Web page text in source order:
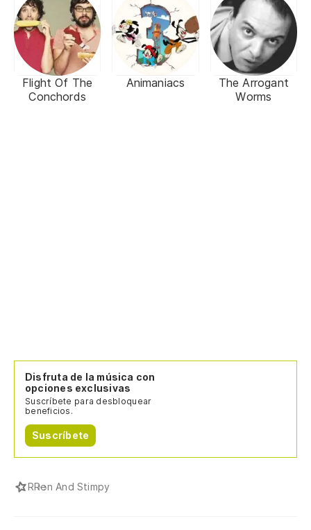
Flight Of The
Conchords
Animaniacs
The Arrogant
Worms
Disfruta de la música con
opciones exclusivas
Suscríbete para desbloquear
beneficios.
Suscríbete
RRen And Stimpy